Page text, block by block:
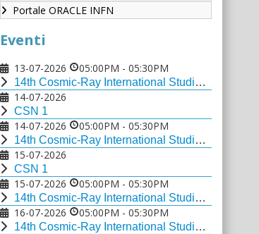
Portale ORACLE INFN
Eventi
13-07-2026 05:00PM - 05:30PM
14th Cosmic-Ray International Studies and Multi-messenger Astroparticle Conference
14-07-2026
CSN 1
14-07-2026 05:00PM - 05:30PM
14th Cosmic-Ray International Studies and Multi-messenger Astroparticle Conference
15-07-2026
CSN 1
15-07-2026 05:00PM - 05:30PM
14th Cosmic-Ray International Studies and Multi-messenger Astroparticle Conference
16-07-2026 05:00PM - 05:30PM
14th Cosmic-Ray International Studies and Multi-messenger Astroparticle Conference